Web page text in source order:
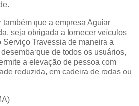
também que a empresa Aguiar
seja obrigada a fornecer veículos
Travessia de maneira a
de todos os usuários,
a elevação de pessoa com
reduzida, em cadeira de rodas ou